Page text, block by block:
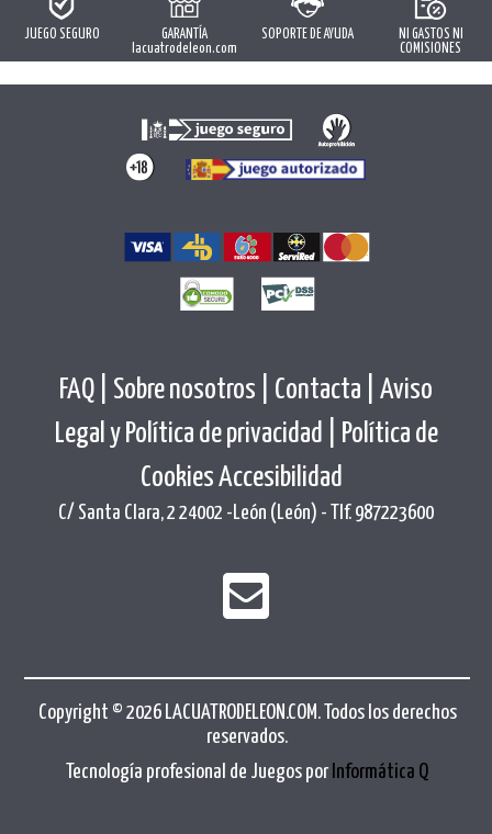
JUEGO SEGURO
GARANTÍA
lacuatrodeleon.com
SOPORTE DE AYUDA
NI GASTOS NI
COMISIONES
FAQ | Sobre nosotros | Contacta |
Aviso
Legal y Política de privacidad |
Política de
CookiesAccesibilidad
C/ Santa Clara, 2 24002 -León (León) - Tlf. 987223600
Copyright © 2026 LACUATRODELEON.COM. Todos los derechos
reservados.
Tecnología profesional de Juegos por Informática Q